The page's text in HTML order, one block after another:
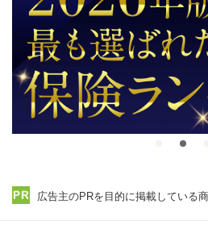
広告主のPRを目的に掲載している